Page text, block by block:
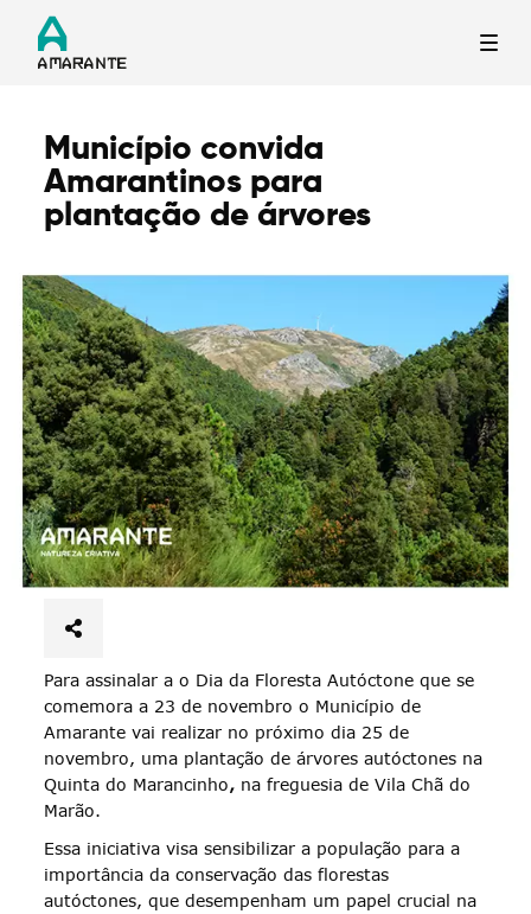
Termo de Pesquisa
Categorias gerais
Filtros
Município convida
Amarantinos para
plantação de árvores
Para assinalar a o Dia da Floresta Autóctone que se
comemora a 23 de novembro o Município de
Amarante vai realizar no próximo dia 25 de
novembro, uma plantação de árvores autóctones na
Quinta do Marancinho, na freguesia de Vila Chã do
Marão.
Essa iniciativa visa sensibilizar a população para a
importância da conservação das florestas
autóctones, que desempenham um papel crucial na